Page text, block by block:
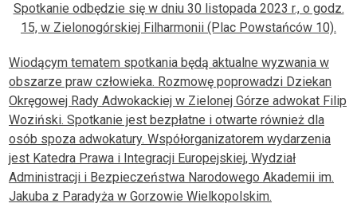
O IZBIE
DLA RADCÓW
DLA APLIKANTÓW
SZKOLENIA
KLUB SENIORA
LUBUSKIE CENTRUM
Spotkanie odbędzie się w dniu 30 listopada 2023 r., o godz.
15, w Zielonogórskiej Filharmonii (Plac Powstańców 10).
Wiodącym tematem spotkania będą aktualne wyzwania w
obszarze praw człowieka. Rozmowę poprowadzi Dziekan
Okręgowej Rady Adwokackiej w Zielonej Górze adwokat Filip
Woziński. Spotkanie jest bezpłatne i otwarte również dla
osób spoza adwokatury. Współorganizatorem wydarzenia
jest Katedra Prawa i Integracji Europejskiej, Wydział
Administracji i Bezpieczeństwa Narodowego Akademii im.
Jakuba z Paradyża w Gorzowie Wielkopolskim.